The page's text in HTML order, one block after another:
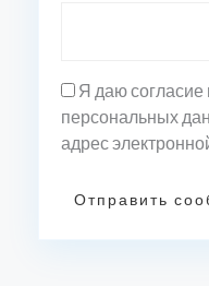
Я даю согласие
персональных
адрес
Отправить